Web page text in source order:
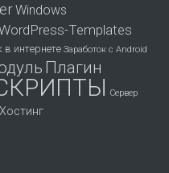
Windows
Templates
в интернете Заработок с Android
Плагин
Сервер
Хостинг